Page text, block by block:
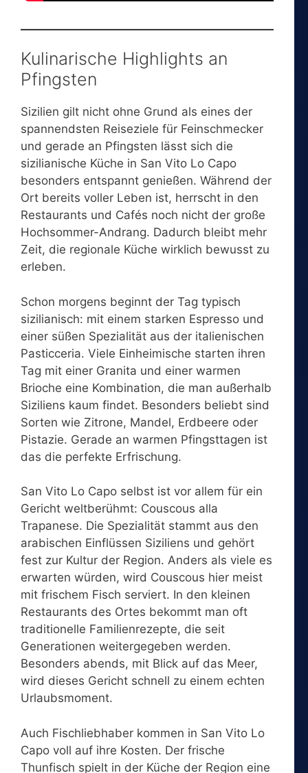
Kulinarische Highlights an
Pfingsten
Sizilien gilt nicht ohne Grund als eines der
spannendsten Reiseziele für Feinschmecker
und gerade an Pfingsten lässt sich die
sizilianische Küche in San Vito Lo Capo
besonders entspannt genießen. Während der
Ort bereits voller Leben ist, herrscht in den
Restaurants und Cafés noch nicht der große
Hochsommer-Andrang. Dadurch bleibt mehr
Zeit, die regionale Küche wirklich bewusst zu
erleben.
Schon morgens beginnt der Tag typisch
sizilianisch: mit einem starken Espresso und
einer süßen Spezialität aus der italienischen
Pasticceria. Viele Einheimische starten ihren
Tag mit einer Granita und einer warmen
Brioche eine Kombination, die man außerhalb
Siziliens kaum findet. Besonders beliebt sind
Sorten wie Zitrone, Mandel, Erdbeere oder
Pistazie. Gerade an warmen Pfingsttagen ist
das die perfekte Erfrischung.
San Vito Lo Capo selbst ist vor allem für ein
Gericht weltberühmt: Couscous alla
Trapanese. Die Spezialität stammt aus den
arabischen Einflüssen Siziliens und gehört
fest zur Kultur der Region. Anders als viele es
erwarten würden, wird Couscous hier meist
mit frischem Fisch serviert. In den kleinen
Restaurants des Ortes bekommt man oft
traditionelle Familienrezepte, die seit
Generationen weitergegeben werden.
Besonders abends, mit Blick auf das Meer,
wird dieses Gericht schnell zu einem echten
Urlaubsmoment.
Auch Fischliebhaber kommen in San Vito Lo
Capo voll auf ihre Kosten. Der frische
Thunfisch spielt in der Küche der Region eine